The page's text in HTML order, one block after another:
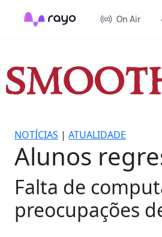
On Air
NOTÍCIAS | ATUALIDADE
Alunos
Falta de
preocupações